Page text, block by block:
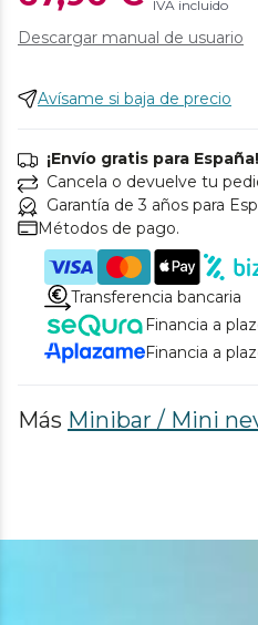
IVA incluido
Descargar manual de usuario
Avísame si baja de precio
¡Envío gratis para España!
Cancela o devuelve tu
Garantía de 3 años para
Métodos de pago.
Transferencia bancaria
Financia a
Financia a
Más Minibar / Mini